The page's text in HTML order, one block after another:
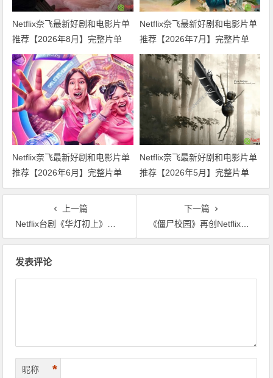
Netflix奈飞最新好剧和电影片单
推荐【2026年8月】完整片单
Netflix奈飞最新好剧和电影片单
推荐【2026年7月】完整片单
Netflix奈飞最新好剧和电影片单
推荐【2026年6月】完整片单
Netflix奈飞最新好剧和电影片单
推荐【2026年5月】完整片单
上一篇
Netflix台剧《华灯初上》第二季剧情疑点及人物解析, 剧情更烧脑
下一篇
《僵尸校园》再创Netflix韩剧奇迹, 连续9天稳居Netflix电视剧收视榜首
发表评论
昵称 *